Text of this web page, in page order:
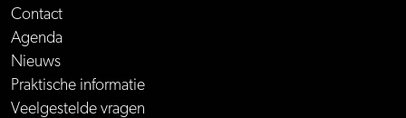
Contact
Agenda
Nieuws
Praktische informatie
Veelgestelde vragen